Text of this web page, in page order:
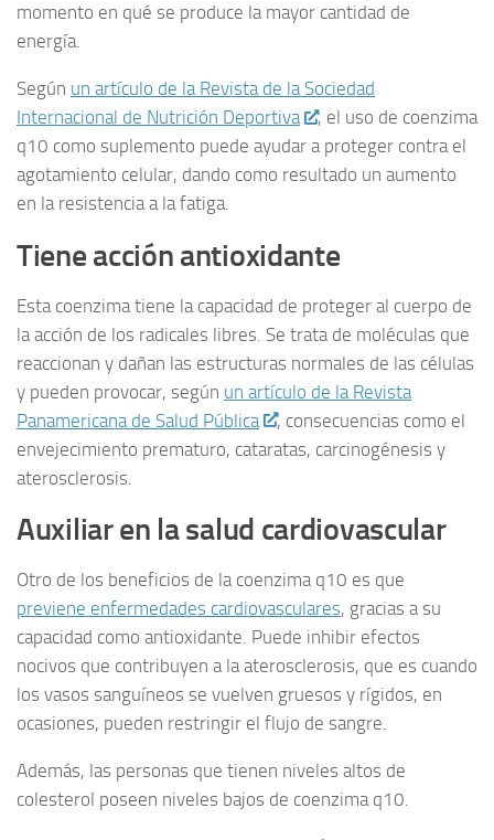
momento en qué se produce la mayor cantidad de
energía.
Según un artículo de la Revista de la Sociedad
Internacional de Nutrición Deportiva
, el uso de coenzima
q10 como suplemento puede ayudar a proteger contra el
agotamiento celular, dando como resultado un aumento
en la resistencia a la fatiga.
Tiene acción antioxidante
Esta coenzima tiene la capacidad de proteger al cuerpo de
la acción de los radicales libres. Se trata de moléculas que
reaccionan y dañan las estructuras normales de las células
y pueden provocar, según un artículo de la Revista
Panamericana de Salud Pública
, consecuencias como el
envejecimiento prematuro, cataratas, carcinogénesis y
aterosclerosis.
Auxiliar en la salud cardiovascular
Otro de los beneficios de la coenzima q10 es que
previene enfermedades cardiovasculares, gracias a su
capacidad como antioxidante. Puede inhibir efectos
nocivos que contribuyen a la aterosclerosis, que es cuando
los vasos sanguíneos se vuelven gruesos y rígidos, en
ocasiones, pueden restringir el flujo de sangre.
Además, las personas que tienen niveles altos de
colesterol poseen niveles bajos de coenzima q10.